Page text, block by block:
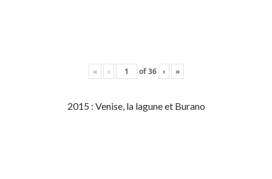
« ‹ of36 › »
2015 : Venise, la lagune et Burano